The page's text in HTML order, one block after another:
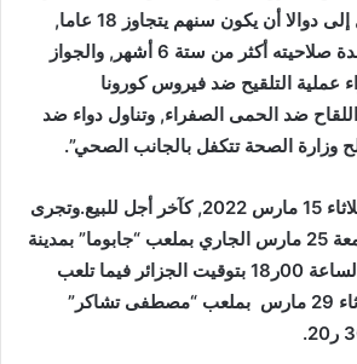
من الراغبين في التنقل إلى دوالا أن يكون سنهم يتجاوز 18 عاما,
مرفقين بجواز السفر مدة صلاحيته أكثر من ستة 6 أشهر, والجواز
عملية التلقيح ضد فيروس كورونا
عن اللقاح ضد الحمى الصفراء, وتناول دواء ضد
وزارة الصحة تتكفل بالجانب الصحي”.
الثلاثاء 15 مارس 2022, كآخر أجل للبيع.وتجرى
مباراة الذهاب يوم الجمعة 25 مارس الجاري بملعب “جابوما” بمدينة
دوالا الكاميرونية على الساعة 00ر18 بتوقيت الجزائر فيما تلعب
مواجهة الإياب يوم الثلاثاء 29 مارس بملعب “مصطفى تشاكر”